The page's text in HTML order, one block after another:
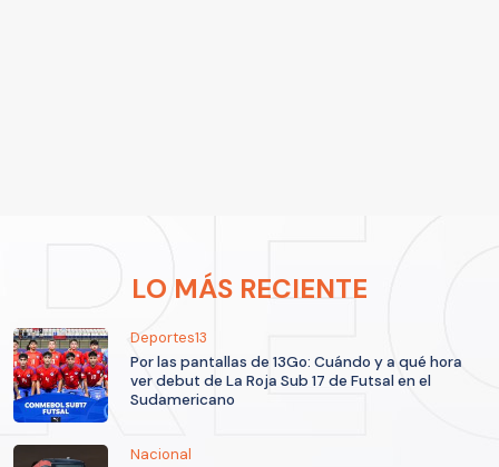
LO MÁS RECIENTE
Deportes13
Por las pantallas de 13Go: Cuándo y a qué hora
ver debut de La Roja Sub 17 de Futsal en el
Sudamericano
Nacional